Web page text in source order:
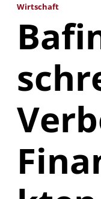
Wirtschaft